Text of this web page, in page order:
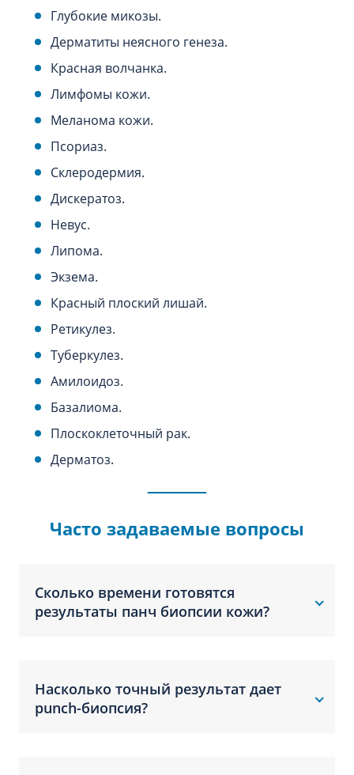
Глубокие микозы.
Дерматиты неясного генеза.
Красная волчанка.
Лимфомы кожи.
Меланома кожи.
Псориаз.
Склеродермия.
Дискератоз.
Невус.
Липома.
Экзема.
Красный плоский лишай.
Ретикулез.
Туберкулез.
Амилоидоз.
Базалиома.
Плоскоклеточный рак.
Дерматоз.
Часто задаваемые вопросы
Сколько времени готовятся
результаты панч биопсии кожи?
Насколько точный результат дает
punch-биопсия?